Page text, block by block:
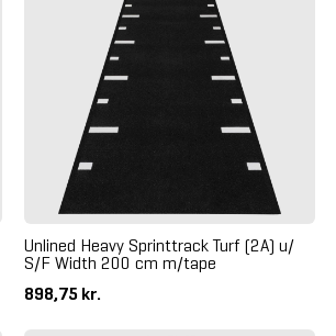
Unlined Heavy Sprinttrack Turf (2A) u/
S/F Width 200 cm m/tape
898,75 kr.